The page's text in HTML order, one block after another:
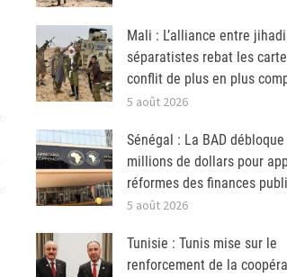
Mali : L’alliance entre
séparatistes rebat les
conflit de plus en plus
5 août 2026
Sénégal : La BAD débloque
millions de dollars pour
réformes des finances
5 août 2026
Tunisie : Tunis mise sur le
renforcement de la